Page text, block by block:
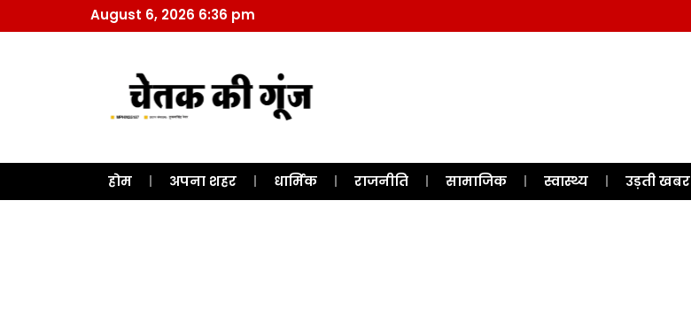
August 6, 2026 6:36 pm
होम अपना शहर धार्मिक राजनीति सामाजिक स्वास्थ्य उड़ती खबर